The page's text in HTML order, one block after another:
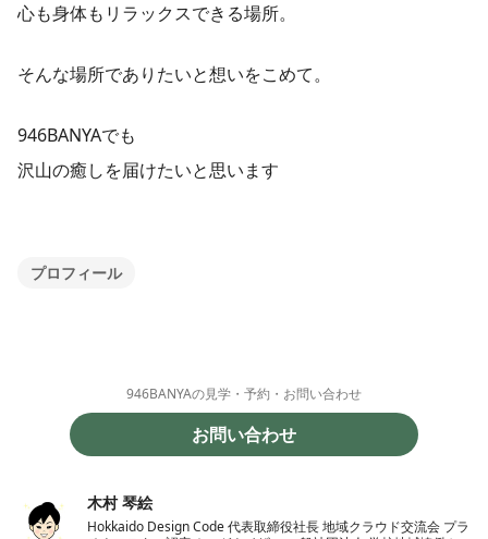
心も身体もリラックスできる場所。
そんな場所でありたいと想いをこめて。
946BANYAでも
沢山の癒しを届けたいと思います
プロフィール
946BANYAの見学・予約・お問い合わせ
お問い合わせ
木村 琴絵
Hokkaido Design Code 代表取締役社長 地域クラウド交流会 プラ